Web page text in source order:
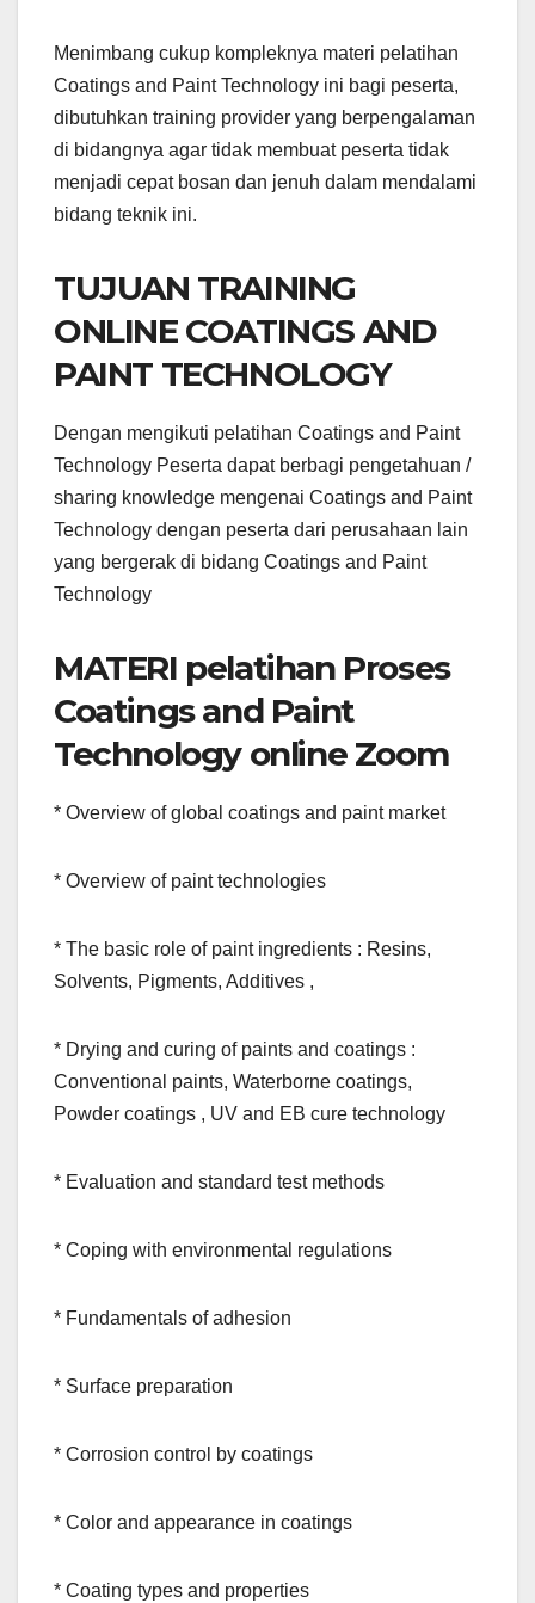
Menimbang cukup kompleknya materi pelatihan
Coatings and Paint Technology ini bagi peserta,
dibutuhkan training provider yang berpengalaman
di bidangnya agar tidak membuat peserta tidak
menjadi cepat bosan dan jenuh dalam mendalami
bidang teknik ini.
TUJUAN TRAINING
ONLINE COATINGS AND
PAINT TECHNOLOGY
Dengan mengikuti pelatihan Coatings and Paint
Technology Peserta dapat berbagi pengetahuan /
sharing knowledge mengenai Coatings and Paint
Technology dengan peserta dari perusahaan lain
yang bergerak di bidang Coatings and Paint
Technology
MATERI pelatihan Proses
Coatings and Paint
Technology online Zoom
* Overview of global coatings and paint market
* Overview of paint technologies
* The basic role of paint ingredients : Resins,
Solvents, Pigments, Additives ,
* Drying and curing of paints and coatings :
Conventional paints, Waterborne coatings,
Powder coatings , UV and EB cure technology
* Evaluation and standard test methods
* Coping with environmental regulations
* Fundamentals of adhesion
* Surface preparation
* Corrosion control by coatings
* Color and appearance in coatings
* Coating types and properties